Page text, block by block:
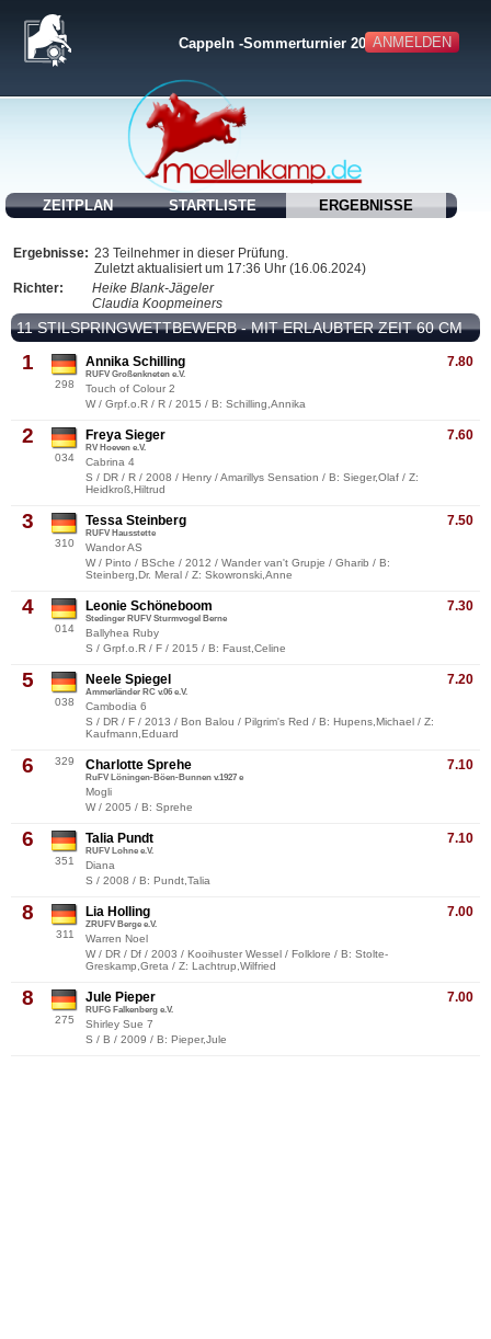
ANMELDEN
Cappeln -Sommerturnier 2024-
ZEITPLAN STARTLISTE ERGEBNISSE
Ergebnisse: 23 Teilnehmer in dieser Prüfung.
Zuletzt aktualisiert um 17:36 Uhr (16.06.2024)
Richter:
Heike Blank-Jägeler
Claudia Koopmeiners
11 STILSPRINGWETTBEWERB - MIT ERLAUBTER ZEIT 60 CM
1
298
7.80
Annika Schilling
RUFV Großenkneten e.V.
Touch of Colour 2
W / Grpf.o.R / R / 2015 / B: Schilling,Annika
2
034
7.60
Freya Sieger
RV Hoeven e.V.
Cabrina 4
S / DR / R / 2008 / Henry / Amarillys Sensation / B: Sieger,Olaf / Z:
Heidkroß,Hiltrud
3
310
7.50
Tessa Steinberg
RUFV Hausstette
Wandor AS
W / Pinto / BSche / 2012 / Wander van't Grupje / Gharib / B:
Steinberg,Dr. Meral / Z: Skowronski,Anne
4
014
7.30
Leonie Schöneboom
Stedinger RUFV Sturmvogel Berne
Ballyhea Ruby
S / Grpf.o.R / F / 2015 / B: Faust,Celine
5
038
7.20
Neele Spiegel
Ammerländer RC v.06 e.V.
Cambodia 6
S / DR / F / 2013 / Bon Balou / Pilgrim's Red / B: Hupens,Michael / Z:
Kaufmann,Eduard
6 329 7.10
Charlotte Sprehe
RuFV Löningen-Böen-Bunnen v.1927 e
Mogli
W / 2005 / B: Sprehe
6
351
7.10
Talia Pundt
RUFV Lohne e.V.
Diana
S / 2008 / B: Pundt,Talia
8
311
7.00
Lia Holling
ZRUFV Berge e.V.
Warren Noel
W / DR / Df / 2003 / Kooihuster Wessel / Folklore / B: Stolte-
Greskamp,Greta / Z: Lachtrup,Wilfried
8
275
7.00
Jule Pieper
RUFG Falkenberg e.V.
Shirley Sue 7
S / B / 2009 / B: Pieper,Jule